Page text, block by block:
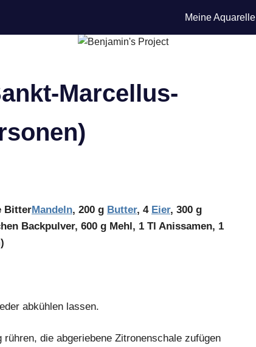
Meine Aquarelle
Marcellus-
BitterMandeln, 200 g Butter, 4 Eier, 300 g
Backpulver, 600 g Mehl, 1 Tl Anissamen, 1
abkühlen lassen.
die abgeriebene Zitronenschale zufügen